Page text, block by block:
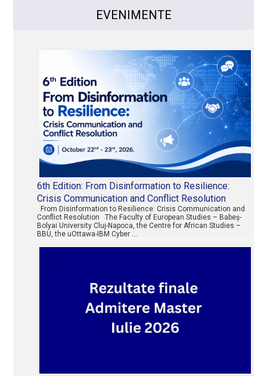
EVENIMENTE
6th Edition: From Disinformation to Resilience:
Crisis Communication and Conflict Resolution
From Disinformation to Resilience: Crisis Communication and
Conflict Resolution The Faculty of European Studies – Babeș-
Bolyai University Cluj-Napoca, the Centre for African Studies –
BBU, the uOttawa-IBM Cyber …